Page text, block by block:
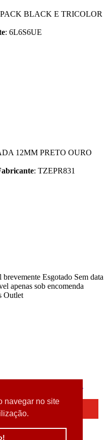
navegar no site
BLACK E TRICOLOR
: 6L6S6UE
12MM PRETO OURO
: TZEPR831
brevemente Esgotado Sem data
apenas sob encomenda
Outlet
desatualizado